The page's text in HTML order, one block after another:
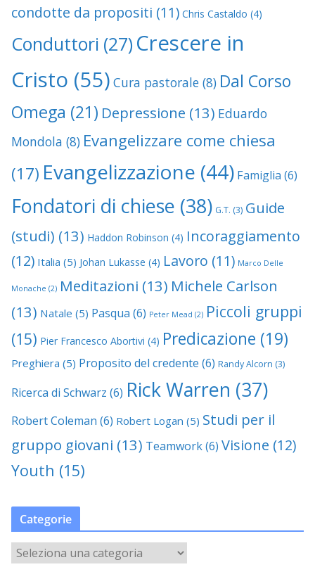
condotte da propositi (11) Chris Castaldo (4)
Conduttori (27) Crescere in
Cristo (55) Cura pastorale (8) Dal Corso
Omega (21) Depressione (13) Eduardo
Mondola (8) Evangelizzare come chiesa
(17) Evangelizzazione (44) Famiglia (6)
Fondatori di chiese (38) G.T. (3) Guide
(studi) (13) Haddon Robinson (4) Incoraggiamento
(12) Italia (5) Johan Lukasse (4) Lavoro (11) Marco Delle
Monache (2) Meditazioni (13) Michele Carlson
(13) Natale (5) Pasqua (6) Peter Mead (2) Piccoli gruppi
(15) Pier Francesco Abortivi (4) Predicazione (19)
Preghiera (5) Proposito del credente (6) Randy Alcorn (3)
Ricerca di Schwarz (6) Rick Warren (37)
Robert Coleman (6) Robert Logan (5) Studi per il
gruppo giovani (13) Teamwork(6) Visione (12)
Youth (15)
Categorie